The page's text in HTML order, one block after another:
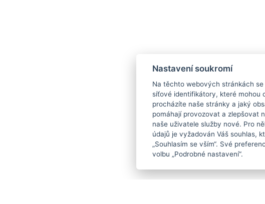
Nastavení soukromí
Na těchto webových stránkách
síťové identifikátory, které mohou
procházíte naše stránky a jaký
pomáhají provozovat a zlepšovat
naše uživatele služby nové. Pro
údajů je vyžadován Váš souhlas,
„Souhlasím se vším“. Své
volbu „Podrobné nastavení“.